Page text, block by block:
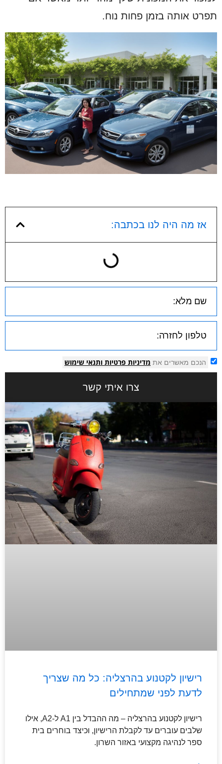
תפרט אותה בזמן פחות נוח.
אז מה היה לנו בכתבה:
הנכם מאשרים את מדיניות פרטיות ותנאי שימוש
צרו איתי קשר
רישיון לקטנוע בהרצליה: כל מה שצריך
לדעת לפני שמתחילים
רישיון לקטנוע בהרצליה – מה ההבדל בין A1 ל-A2, אילו
שלבים עוברים עד לקבלת הרישיון, וכיצד בוחרים בית
ספר לנהיגה מקצועי באזור השרון.